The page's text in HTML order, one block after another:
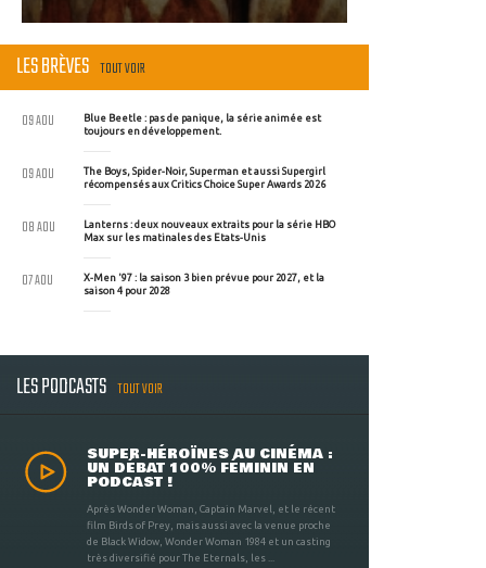
LES BRÈVES TOUT VOIR
Blue Beetle : pas de panique, la série animée est
toujours en développement.
09 AOU
The Boys, Spider-Noir, Superman et aussi Supergirl
récompensés aux Critics Choice Super Awards 2026
09 AOU
Lanterns : deux nouveaux extraits pour la série HBO
Max sur les matinales des Etats-Unis
08 AOU
X-Men '97 : la saison 3 bien prévue pour 2027, et la
saison 4 pour 2028
07 AOU
LES PODCASTS TOUT VOIR
SUPER-HÉROÏNES AU CINÉMA :
UN DÉBAT 100% FÉMININ EN
PODCAST !
Après Wonder Woman, Captain Marvel, et le récent
film Birds of Prey, mais aussi avec la venue proche
de Black Widow, Wonder Woman 1984 et un casting
très diversifié pour The Eternals, les ...